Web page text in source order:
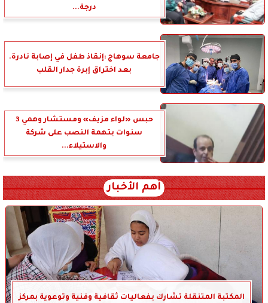
درجة...
جامعة سوهاج :إنقاذ طفل في إصابة نادرة.
بعد اختراق إبرة جدار القلب
حبس «لواء مزيف» ومستشار وهمي 3
سنوات بتهمة النصب على شركة
والاستيلاء...
أهم الأخبار
المكتبة المتنقلة تشارك بفعاليات ثقافية وفنية وتوعوية بمركز